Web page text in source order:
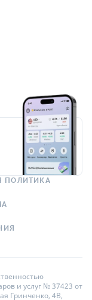
ПОЛИТИКА
и услуг № 37423 от
Гринченко, 4В,